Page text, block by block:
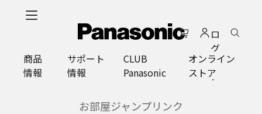
ロ
グ
イ
ン
商品
情報
サポート
情報
CLUB
Panasonic
オンライン
ストア
お部屋ジャンプリンク